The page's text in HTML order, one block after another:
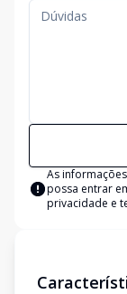
As
possa entrar
privacidade e